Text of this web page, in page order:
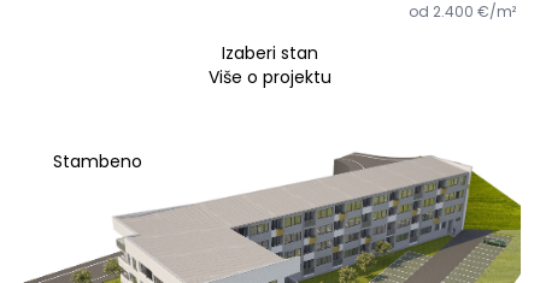
od 2.400 €/m²
Izaberi stan
Više o projektu
Stambeno